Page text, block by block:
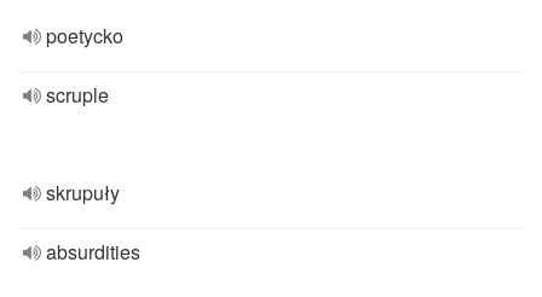
poetycko
scruple
skrupuły
absurdities